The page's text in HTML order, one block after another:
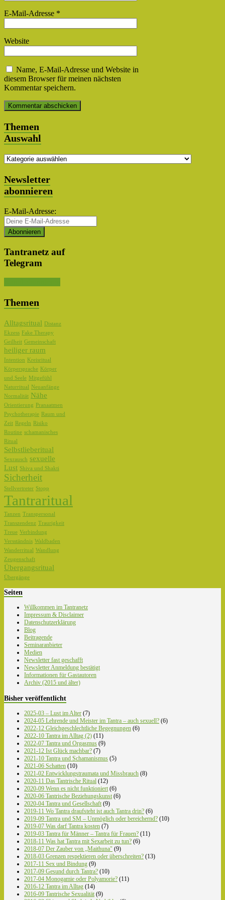
E-Mail-Adresse *
Website
Name, E-Mail-Adresse und Website in
diesem Browser für meinen nächsten
Kommentar speichern.
Themen
Auswahl
Themen
Newsletter
abonnieren
E-Mail-Adresse:
Tantranetz auf
Telegram
Themen
Alltagsritual Distanz
Ekzess Fake Therapy
Geilheit Gemeinschaft
heiliger raum
Intention
Kreisritual
Körpersprache Körper
und Seele Mitgefühl
Naturritual Neuanfänge
Normalität Nähe
Orientierung
Pranaatmen
Psychotherapie Raum und
Zeit Regeln
Risiko
Routine schamanisches
Ritual
Selbstlieberitual
Sexrausch sexuelle
Lust Shiva und Shakti
Sicherheit
Stellvertreter Stopp
Tantraritual
Tanzen Transpersonal
Transzendenz Traurigkeit
Treue Verbindung
Versständnis Waldbaden
Wanderritual Wandlung
Zeugenschaft
Übergangsritual
Übergänge
Seiten
Willkommen im Tantranetz
Impressum & Disclaimer
Datenschutzerklärung
Blog
Beitragende
Seminaranbieter
Medien
Newsletter fast geschafft
Newsletter Anmeldung bestätigt
Informationen für Gastautoren
Archiv (2015 und älter)
Bisher veröffentlicht
2025-03 – Lust im Alter (7)
2024-05 Lehrende und Meister im Tantra – auch sexuell? (6)
2022-12 Gleichgeschlechtliche Begegnungen (6)
2022-10 Tantra im Alltag (2) (11)
2022-07 Tantra und Orgasmus (9)
2021-12 Ist Glück machbar? (7)
2021-10 Tantra und Schamanismus (5)
2021-06 Schatten (10)
2021-02 Entwicklungstraumata und Missbrauch (8)
2020-11 Das Tantrische Ritual (12)
2020-09 Wenn es nicht funktioniert (6)
2020-06 Tantrische Beziehungskunst (6)
2020-04 Tantra und Gesellschaft (9)
2019-11 Wo Tantra draufsteht ist auch Tantra drin? (6)
2019-09 Tantra und SM – Unmöglich oder bereichernd? (10)
2019-07 Was darf Tantra kosten (7)
2019-03 Tantra für Männer – Tantra für Frauen? (11)
2018-11 Was hat Tantra mit Sexarbeit zu tun? (6)
2018-07 Der Zauber von „Maithuna" (9)
2018-03 Grenzen respektieren oder überschreiten? (13)
2017-11 Sex und Bindung (9)
2017-09 Gesund durch Tantra? (10)
2017-04 Monogamie oder Polyamorie? (11)
2016-12 Tantra im Alltag (14)
2016-09 Tantrische Sexualität (9)